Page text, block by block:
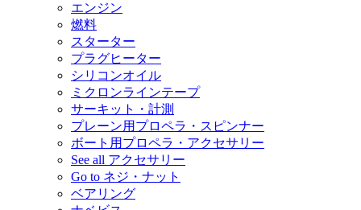
エンジン
燃料
スターター
プラグヒーター
シリコンオイル
ミクロンラインテープ
サーキット・計測
プレーン用プロペラ・スピンナー
ボート用プロペラ・アクセサリー
See all アクセサリー
Go to ネジ・ナット
ベアリング